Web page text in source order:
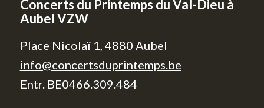
Concerts du Printemps du Val-Dieu à
Aubel VZW
Place Nicolaï 1, 4880 Aubel
info@concertsduprintemps.be
Entr. BE0466.309.484